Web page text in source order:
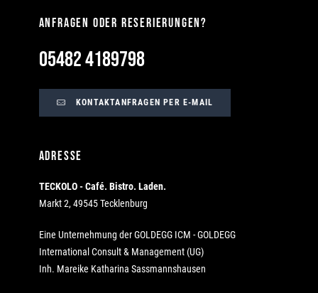
ANFRAGEN ODER RESERIERUNGEN?
05482 4189798
KONTAKTANFRAGEN PER E-MAIL
ADRESSE
TECKOLO - Café. Bistro. Laden.
Markt 2, 49545 Tecklenburg
Eine Unternehmung der GOLDEGG ICM - GOLDEGG
International Consult & Management (UG)
Inh. Mareike Katharina Sassmannshausen